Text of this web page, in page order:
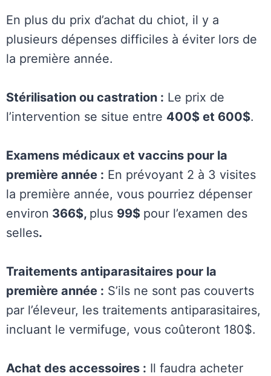
En plus du prix d’achat du chiot, il y a
plusieurs dépenses difficiles à éviter lors de
la première année.
Stérilisation ou castration : Le prix de
l’intervention se situe entre 400$ et 600$.
Examens médicaux et vaccins pour la
première année : En prévoyant 2 à 3 visites
la première année, vous pourriez dépenser
environ 366$, plus 99$ pour l’examen des
selles.
Traitements antiparasitaires pour la
première année : S’ils ne sont pas couverts
par l’éleveur, les traitements antiparasitaires,
incluant le vermifuge, vous coûteront 180$.
Achat des accessoires : Il faudra acheter